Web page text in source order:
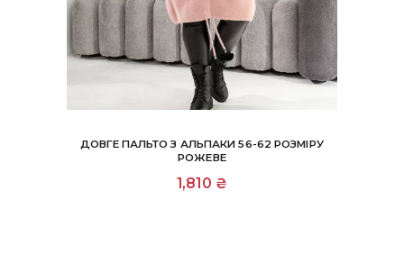
ДОВГЕ ПАЛЬТО З АЛЬПАКИ 56-62 РОЗМІРУ
РОЖЕВЕ
1,810 ₴